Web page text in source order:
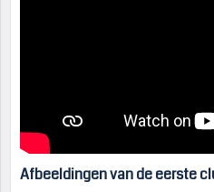
Afbeeldingen van de eerste